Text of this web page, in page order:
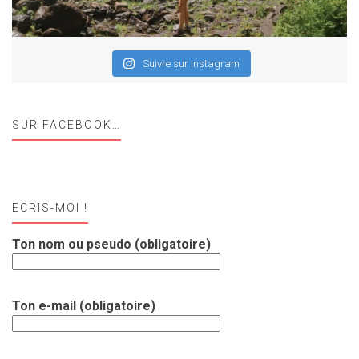
Suivre sur Instagram
SUR FACEBOOK…
ECRIS-MOI !
Ton nom ou pseudo (obligatoire)
Ton e-mail (obligatoire)